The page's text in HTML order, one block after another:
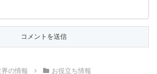
界の情報 お役立ち情報